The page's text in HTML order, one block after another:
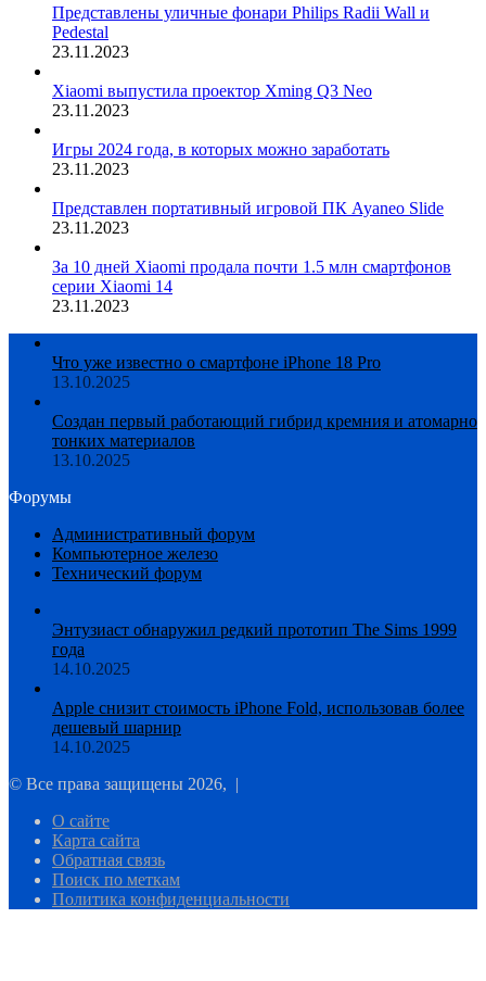
Представлены уличные фонари Philips Radii Wall и
Pedestal
23.11.2023
Xiaomi выпустила проектор Xming Q3 Neo
23.11.2023
Игры 2024 года, в которых можно заработать
23.11.2023
Представлен портативный игровой ПК Ayaneo Slide
23.11.2023
За 10 дней Xiaomi продала почти 1.5 млн смартфонов
серии Xiaomi 14
23.11.2023
Что уже известно о смартфоне iPhone 18 Pro
13.10.2025
Создан первый работающий гибрид кремния и атомарно
тонких материалов
13.10.2025
Форумы
Административный форум
Компьютерное железо
Технический форум
Энтузиаст обнаружил редкий прототип The Sims 1999
года
14.10.2025
Apple снизит стоимость iPhone Fold, использовав более
дешевый шарнир
14.10.2025
© Все права защищены 2026, |
О сайте
Карта сайта
Обратная связь
Поиск по меткам
Политика конфиденциальности